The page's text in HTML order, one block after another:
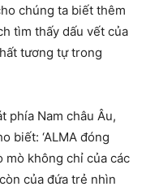
chúng ta biết thêm
tìm thấy dấu vết của
tương tự trong
phía Nam châu Âu,
biết: ‘ALMA đóng
mò không chỉ của các
của đứa trẻ nhìn